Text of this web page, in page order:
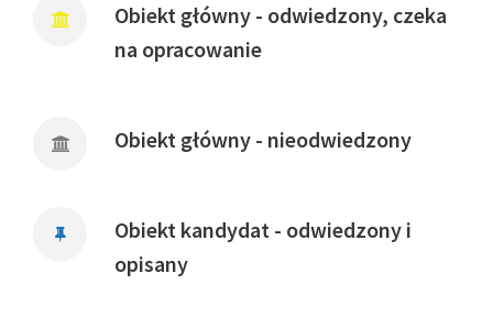
Obiekt główny - odwiedzony, czeka
na opracowanie
Obiekt główny - nieodwiedzony
Obiekt kandydat - odwiedzony i
opisany